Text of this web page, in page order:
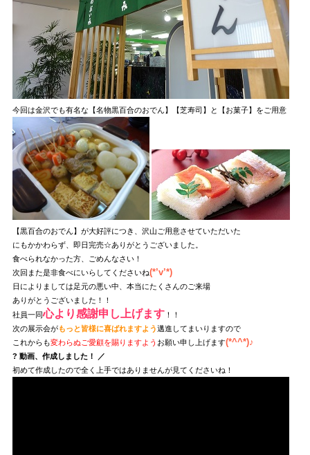
今回は金沢でも有名な【名物黒百合のおでん】【芝寿司】と【お菓子】をご用意
【黒百合のおでん】が大好評につき、沢山ご用意させていただいた
にもかかわらず、即日完売☆ありがとうございました。
食べられなかった方、ごめんなさい！
次回また是非食べにいらしてくださいね(*’v’*)
日によりましては足元の悪い中、本当にたくさんのご来場
ありがとうございました！！
社員一同心より感謝申し上げます！！
次の展示会がもっと皆様に喜ばれますよう邁進してまいりますので
これからも変わらぬご愛顧を賜りますよう お願い申し上げます(*^^*)♪
? 動画、作成しました！ ／
初めて作成したので全く上手ではありませんが見てくださいね！